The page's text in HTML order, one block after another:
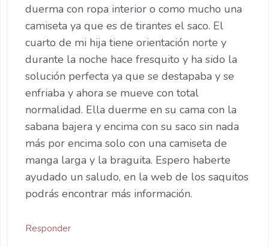
duerma con ropa interior o como mucho una
camiseta ya que es de tirantes el saco. El
cuarto de mi hija tiene orientación norte y
durante la noche hace fresquito y ha sido la
solución perfecta ya que se destapaba y se
enfriaba y ahora se mueve con total
normalidad. Ella duerme en su cama con la
sabana bajera y encima con su saco sin nada
más por encima solo con una camiseta de
manga larga y la braguita. Espero haberte
ayudado un saludo, en la web de los saquitos
podrás encontrar más información.
Responder